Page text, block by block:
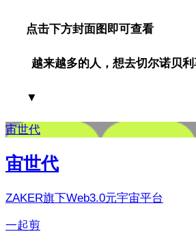
点击下方封面图即可查看
越来越多的人，想去切尔诺贝利
▼
宙世代
宙世代
ZAKER旗下Web3.0元宇宙平台
一起剪